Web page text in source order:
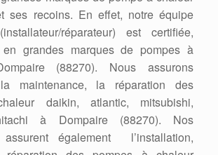
ses recoins. En effet, notre équipe
réparateur) est certifiée,
en grandes marques de pompes à
(88270). Nous assurons
la maintenance, la réparation des
daikin, atlantic, mitsubishi,
à Dompaire (88270). Nos
assurent également l’installation,